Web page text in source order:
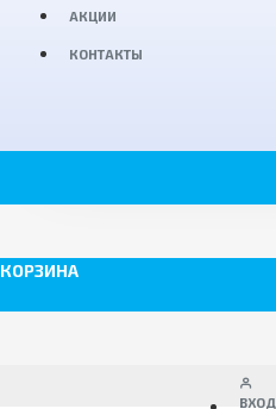
АКЦИИ
КОНТАКТЫ
КОРЗИНА
ВХОД